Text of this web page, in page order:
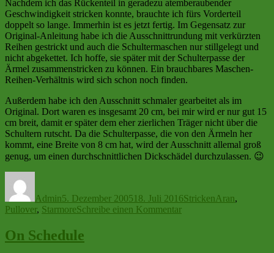
Nachdem ich das Rückenteil in geradezu atemberaubender
Geschwindigkeit stricken konnte, brauchte ich fürs Vorderteil
doppelt so lange. Immerhin ist es jetzt fertig. Im Gegensatz zur
Original-Anleitung habe ich die Ausschnittrundung mit verkürzten
Reihen gestrickt und auch die Schultermaschen nur stillgelegt und
nicht abgekettet. Ich hoffe, sie später mit der Schulterpasse der
Ärmel zusammenstricken zu können. Ein brauchbares Maschen-
Reihen-Verhältnis wird sich schon noch finden.
Außerdem habe ich den Ausschnitt schmaler gearbeitet als im
Original. Dort waren es insgesamt 20 cm, bei mir wird er nur gut 15
cm breit, damit er später dem eher zierlichen Träger nicht über die
Schultern rutscht. Da die Schulterpasse, die von den Ärmeln her
kommt, eine Breite von 8 cm hat, wird der Ausschnitt allemal groß
genug, um einen durchschnittlichen Dickschädel durchzulassen. 😉
Admin5. Dezember 2005 18. Juli 2016StrickenAran,
Pullover, StarmoreSchreibe einen Kommentarzu
On Schedule